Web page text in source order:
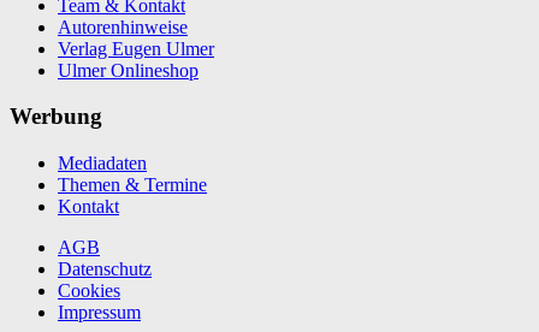
Team & Kontakt
Autorenhinweise
Verlag Eugen Ulmer
Ulmer Onlineshop
Werbung
Mediadaten
Themen & Termine
Kontakt
AGB
Datenschutz
Cookies
Impressum